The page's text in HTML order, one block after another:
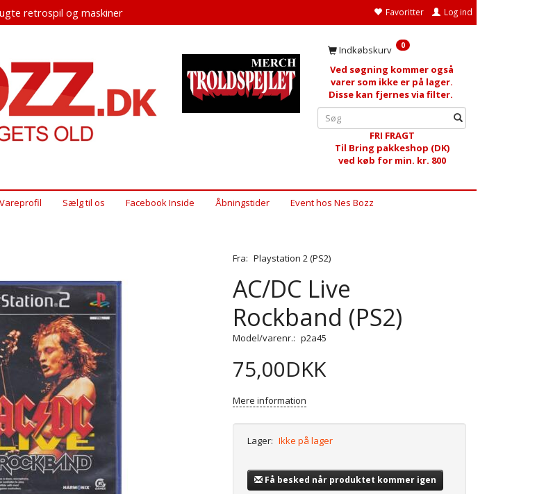
Favoritter Log ind
retrospil og maskiner
Indkøbskurv 0
Ved søgning kommer også
varer som ikke er på lager.
Disse kan fjernes via filter.
FRI FRAGT
Til Bring pakkeshop (DK)
ved køb for min. kr. 800
Vareprofil Sælg til os Facebook Inside Åbningstider Event hos Nes Bozz
Fra: Playstation 2 (PS2)
AC/DC Live
Rockband (PS2)
Model/varenr.: p2a45
75,00DKK
Mere information
Lager: Ikke på lager
Få besked når produktet kommer igen